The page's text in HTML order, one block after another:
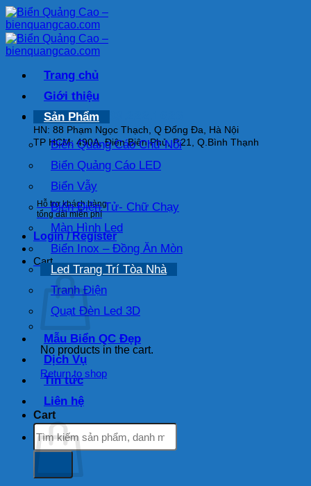
Bỏ
qua
nội
dung
HOTLINE: 093.222.1626
HN: 88 Phạm Ngọc Thạch, Q Đống Đa, Hà Nội
TP HCM: 490A, Điện Biên Phủ, P.21, Q.Bình Thạnh
Hỗ trợ khách hàng
tổng đài miễn phí
Login / Register
Cart
No products in the cart.
Return to shop
Cart
Trang chủ
Giới thiệu
Sản Phẩm
Biển Quảng Cáo Chữ Nổi
Biển Quảng Cáo LED
Biển Vẫy
Biển Điện Tử- Chữ Chạy
Màn Hình Led
Biển Inox – Đồng Ăn Mòn
Led Trang Trí Tòa Nhà
Tranh Điện
Quạt Đèn Led 3D
Mẫu Biển QC Đẹp
Dịch Vụ
Tin tức
Liên hệ
Search
for: